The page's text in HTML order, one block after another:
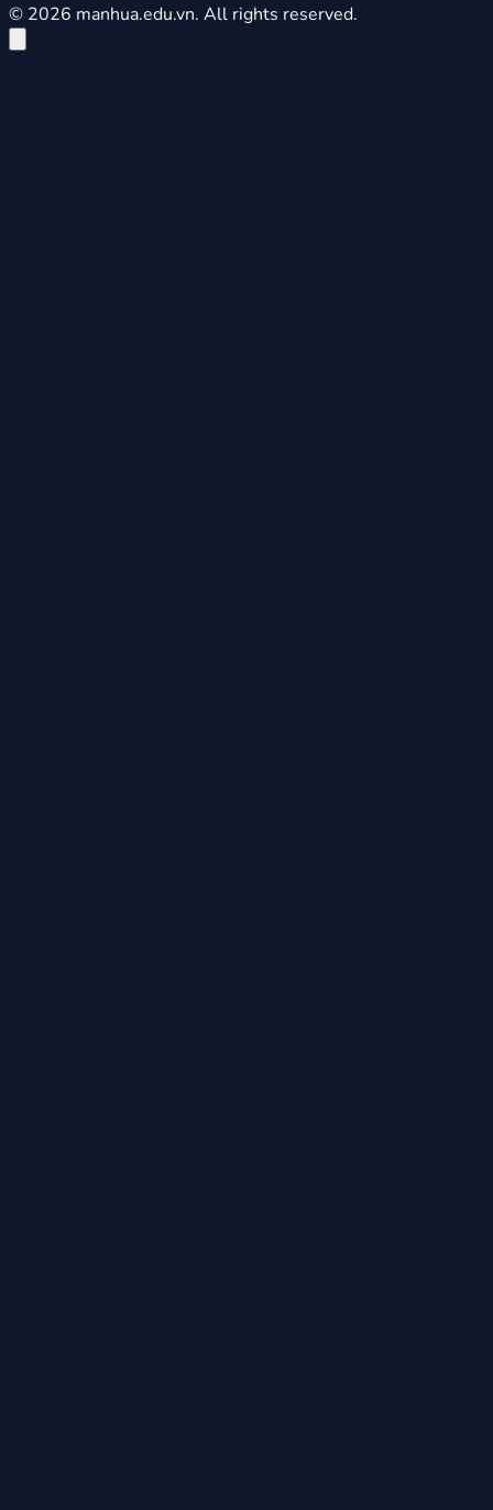
© 2026 manhua.edu.vn. All rights reserved.